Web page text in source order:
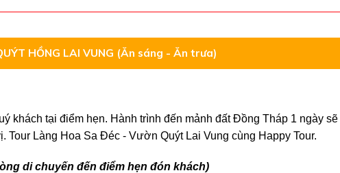
HỒNG LAI VUNG (Ăn sáng - Ăn trưa)
khách tại điểm hẹn. Hành trình đến mảnh đất Đồng Tháp 1 ngày
Tour Làng Hoa Sa Đéc - Vườn Quýt Lai Vung cùng Happy Tour.
di chuyến đến điểm hẹn đón khách)